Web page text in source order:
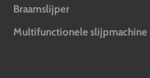
Braamslijper
Multifunctionele slijpmachine